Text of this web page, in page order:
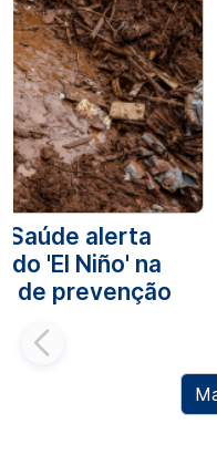
Saúde alerta
'El Niño' na
de prevenção